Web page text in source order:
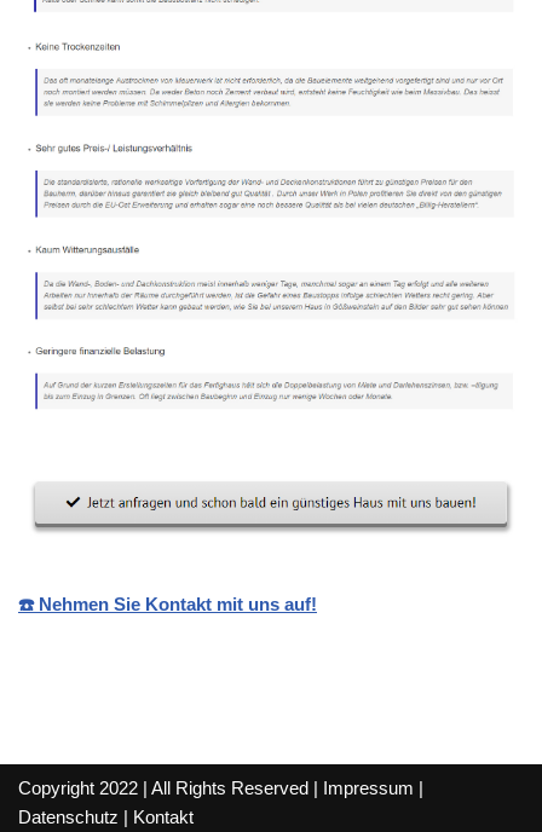
☎️ Nehmen Sie Kontakt mit uns auf!
Copyright 2022 | All Rights Reserved | Impressum |
Datenschutz | Kontakt